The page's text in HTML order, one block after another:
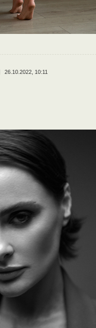
26.10.2022, 10:11